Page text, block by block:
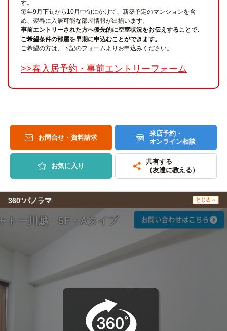
す。
毎年9月下旬から10月中旬にかけて、新築予定のマンションを含
め、翌春に入居可能な部屋情報が出揃います。
事前エントリーされた方へ優先的に空室状況をお伝えすることで、
ご希望条件の部屋を早期に申込むことができます。
ご希望の方は、下記のフォームよりお申込みください。
>>春入居予約・事前エントリーフォーム
お問合せ・資料請求
来店予約・
オンライン相談
お気に入り
共有する
（友達に教える）
360°パノラマ とじる